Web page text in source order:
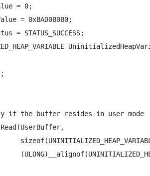
= 0;
= 0xBAD0B0B0;
= STATUS_SUCCESS;
if the buffer resides in user mode